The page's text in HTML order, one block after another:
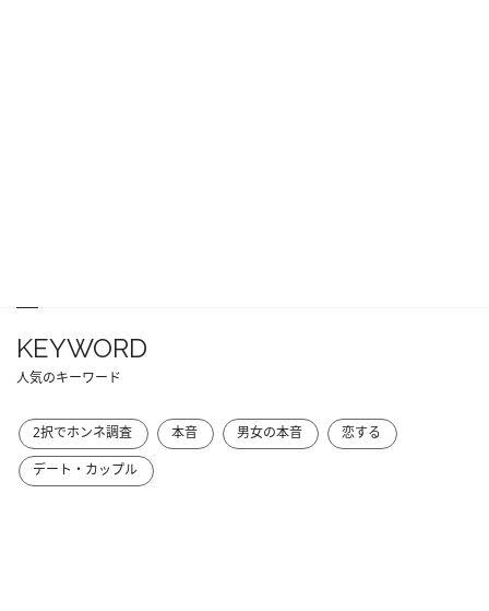
KEYWORD
人気のキーワード
2択でホンネ調査 本音 男女の本音
恋する
デート・カップル